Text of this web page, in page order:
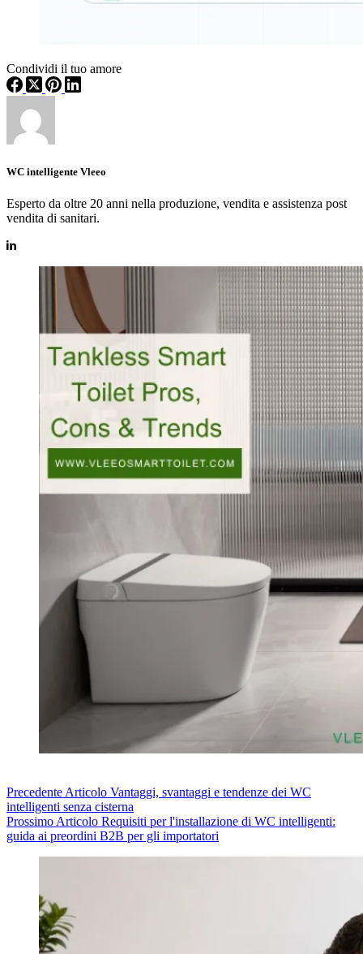
Condividi il tuo amore
WC intelligente Vleeo
Esperto da oltre 20 anni nella produzione, vendita e assistenza post
vendita di sanitari.
Precedente Articolo Vantaggi, svantaggi e tendenze dei WC
intelligenti senza cisterna
Prossimo Articolo Requisiti per l'installazione di WC intelligenti:
guida ai preordini B2B per gli importatori